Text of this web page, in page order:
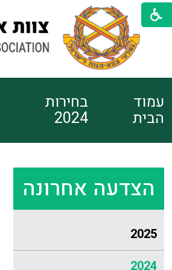
עמוד
הבית
בחירות
2024
הצדעה אחרונה
2025
2024